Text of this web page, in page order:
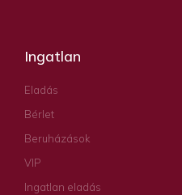
Ingatlan
Eladás
Bérlet
Beruházások
VIP
Ingatlan eladás